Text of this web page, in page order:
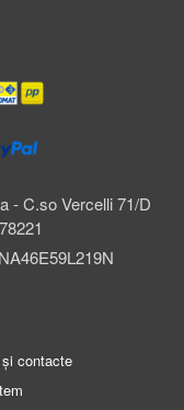
- C.so Vercelli 71/D
contacte